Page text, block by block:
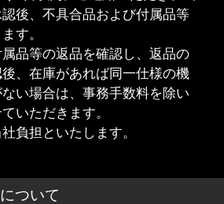
後、不具合品および付属品等
す。
品等の返品を確認し、返品の
、在庫があれば同一仕様の機
い場合は、事務手数料を除い
いただきます。
負担といたします。
ついて